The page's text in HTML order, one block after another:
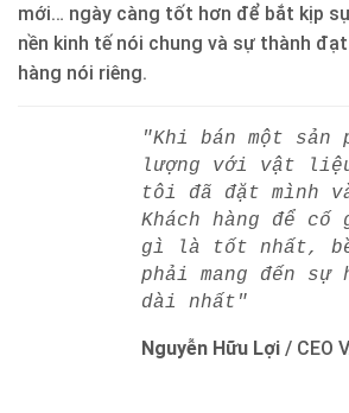
mới… ngày càng tốt hơn để bắt kịp
nền kinh tế nói chung và sự thành
hàng nói riêng.
"Khi bán một sản
lượng với vật
tôi đã đặt mình
Khách hàng để cố
gì là tốt nhất,
phải mang đến
dài nhất"
Nguyễn Hữu Lợi / CEO